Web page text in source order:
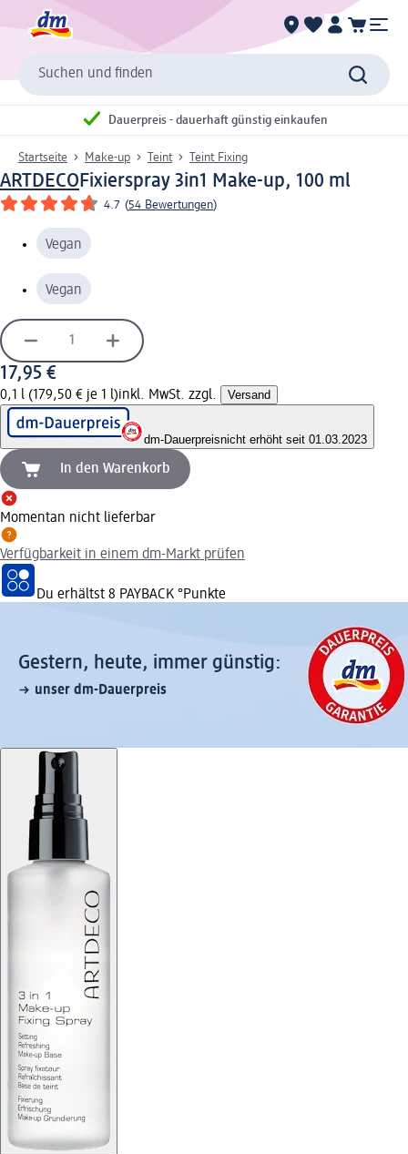
Suchen und finden
Dauerpreis - dauerhaft günstig einkaufen
Startseite Make-up Teint Teint Fixing
ARTDECOFixierspray 3in1 Make-up, 100 ml
4.7 (54 Bewertungen)
Vegan
Vegan
17,95 €
0,1 l (179,50 € je 1 l)inkl. MwSt. zzgl. Versand
dm-Dauerpreisnicht erhöht seit 01.03.2023
In den Warenkorb
Momentan nicht lieferbar
Verfügbarkeit in einem dm-Markt prüfen
Du erhältst 8 PAYBACK °Punkte
Gestern, heute, immer günstig:
unser dm-Dauerpreis